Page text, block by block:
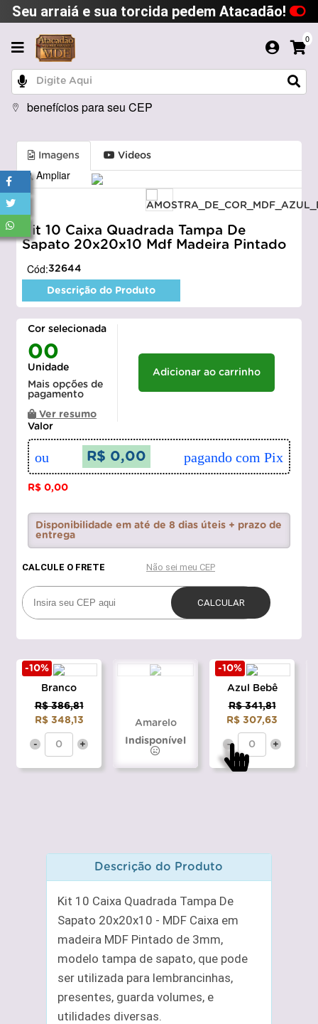
Seu arraiá e sua torcida pedem Atacadão!
0
benefícios para seu CEP
Imagens Videos
Ampliar
Kit 10 Caixa Quadrada Tampa De
Sapato 20x20x10 Mdf Madeira Pintado
Cód:32644
Descrição do Produto
Cor selecionada
00
Unidade
Mais opções de
pagamento
Ver resumo
Adicionar ao carrinho
Valor
ou R$ 0,00 pagando com Pix
R$ 0,00
Disponibilidade em até de 8 dias úteis + prazo de
entrega
Branco
R$ 386,81
R$ 348,13
- +
-10%
Amarelo
Indisponível
Azul Bebê
R$ 341,81
R$ 307,63
- +
-10%
Descrição do Produto
Kit 10 Caixa Quadrada Tampa De
Sapato 20x20x10 - MDF Caixa em
madeira MDF Pintado de 3mm,
modelo tampa de sapato, que pode
ser utilizada para lembrancinhas,
presentes, guarda volumes, e
utilidades diversas.